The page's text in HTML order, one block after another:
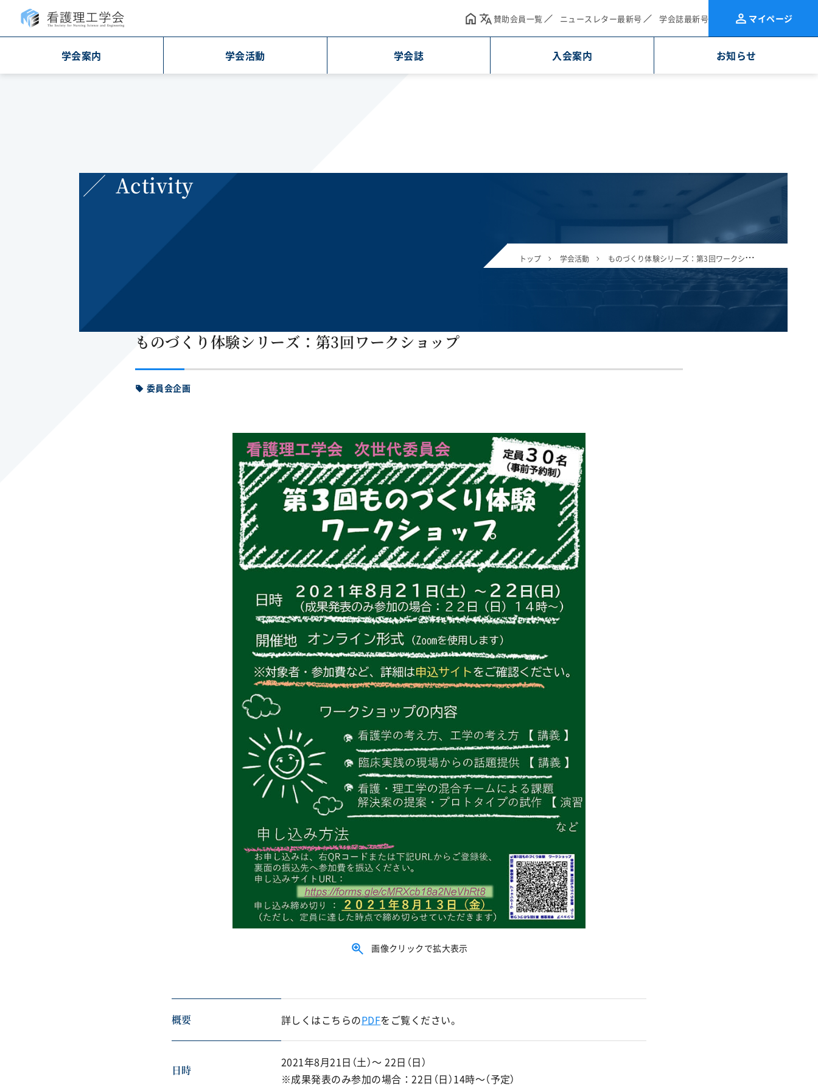
賛助会員一覧 ニュースレター最新号 学会誌最新号 マイページ
学会案内 学会活動 学会誌 入会案内 お知らせ
Activity
トップ 学会活動 ものづくり体験シリーズ：第3回ワークショップ
ものづくり体験シリーズ：第3回ワークショップ
委員会企画
画像クリックで拡大表示
概要 詳しくはこちらのPDFをご覧ください。
日時
2021年8月21日（土）～ 22日（日）
※成果発表のみ参加の場合：22日（日）14時～（予定）